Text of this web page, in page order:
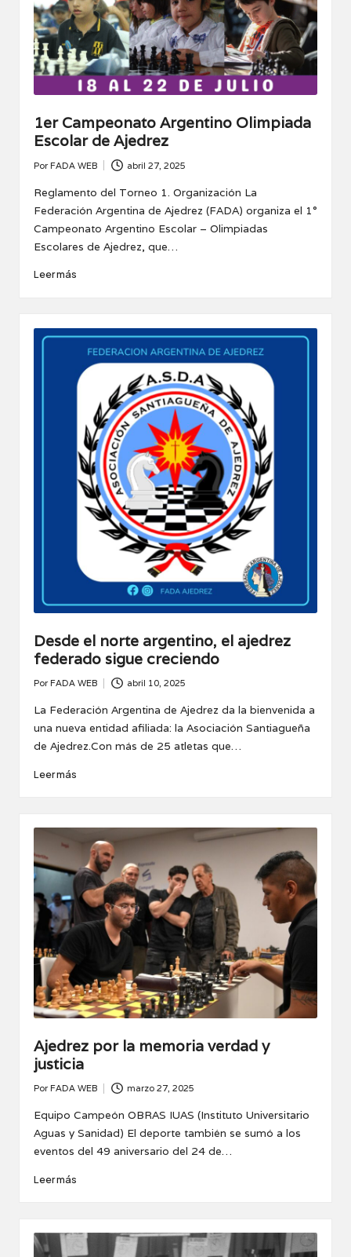
1er Campeonato Argentino Olimpiada
Escolar de Ajedrez
Publicado
por
Por FADA WEB abril 27, 2025
Reglamento del Torneo 1. Organización La
Federación Argentina de Ajedrez (FADA) organiza el 1°
Campeonato Argentino Escolar – Olimpiadas
Escolares de Ajedrez, que…
Leer más
Desde el norte argentino, el ajedrez
federado sigue creciendo
por
Por FADA WEB abril 10, 2025
La Federación Argentina de Ajedrez da la bienvenida a
una nueva entidad afiliada: la Asociación Santiagueña
de Ajedrez.Con más de 25 atletas que…
Leer más
Ajedrez por la memoria verdad y
justicia
por
Por FADA WEB marzo 27, 2025
Equipo Campeón OBRAS IUAS (Instituto Universitario
Aguas y Sanidad) El deporte también se sumó a los
eventos del 49 aniversario del 24 de…
Leer más